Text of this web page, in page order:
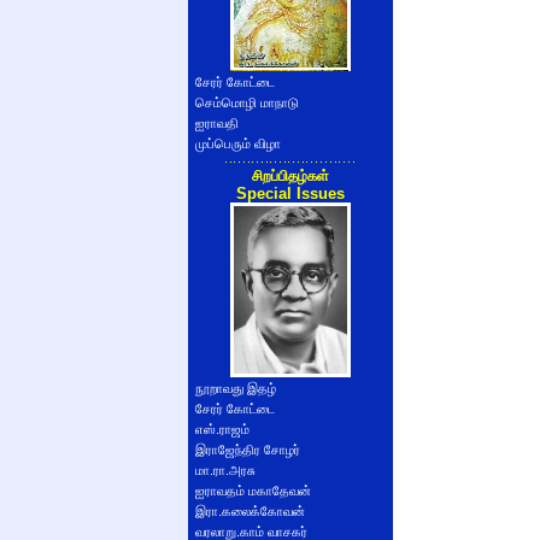
சேரர் கோட்டை
செம்மொழி மாநாடு
ஐராவதி
முப்பெரும் விழா
சிறப்பிதழ்கள்
Special Issues
நூறாவது இதழ்
சேரர் கோட்டை
எஸ்.ராஜம்
இராஜேந்திர சோழர்
மா.ரா.அரசு
ஐராவதம் மகாதேவன்
இரா.கலைக்கோவன்
வரலாறு.காம் வாசகர்